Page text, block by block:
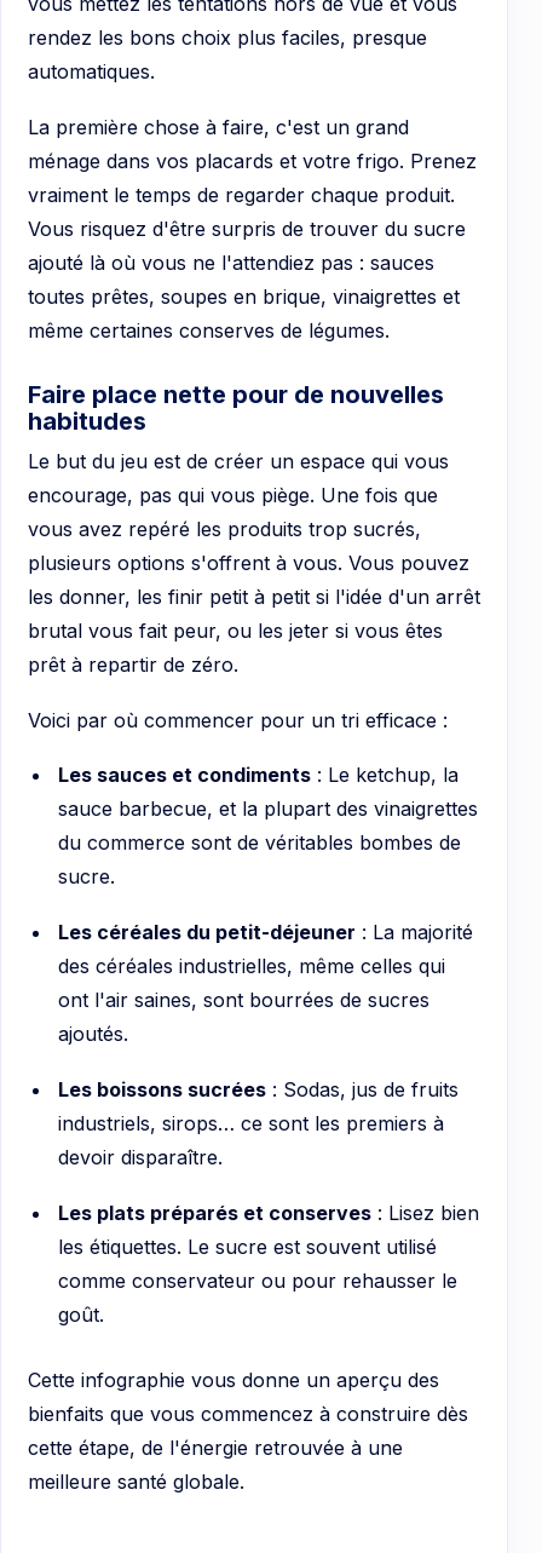
rendez les bons choix plus faciles, presque
automatiques.
La première chose à faire, c'est un grand
ménage dans vos placards et votre frigo. Prenez
vraiment le temps de regarder chaque produit.
Vous risquez d'être surpris de trouver du sucre
ajouté là où vous ne l'attendiez pas : sauces
toutes prêtes, soupes en brique, vinaigrettes et
même certaines conserves de légumes.
Faire place nette pour de nouvelles
habitudes
Le but du jeu est de créer un espace qui vous
encourage, pas qui vous piège. Une fois que
vous avez repéré les produits trop sucrés,
plusieurs options s'offrent à vous. Vous pouvez
les donner, les finir petit à petit si l'idée d'un arrêt
brutal vous fait peur, ou les jeter si vous êtes
prêt à repartir de zéro.
Voici par où commencer pour un tri efficace :
Les sauces et condiments: Le ketchup, la
sauce barbecue, et la plupart des vinaigrettes
du commerce sont de véritables bombes de
sucre.
Les céréales du petit-déjeuner : La majorité
des céréales industrielles, même celles qui
ont l'air saines, sont bourrées de sucres
ajoutés.
Les boissons sucrées: Sodas, jus de fruits
industriels, sirops… ce sont les premiers à
devoir disparaître.
Les plats préparés et conserves: Lisez bien
les étiquettes. Le sucre est souvent utilisé
comme conservateur ou pour rehausser le
goût.
Cette infographie vous donne un aperçu des
bienfaits que vous commencez à construire dès
cette étape, de l'énergie retrouvée à une
meilleure santé globale.